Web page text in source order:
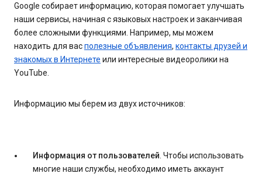
Google собирает информацию, которая помогает улучшать
наши сервисы, начиная с языковых настроек и заканчивая
более сложными функциями. Например, мы можем
находить для васполезные объявления, контакты друзей и
знакомых в Интернете или интересные видеоролики на
YouTube.
Информацию мы берем из двух источников:
Информация от пользователей. Чтобы использовать
многие наши службы, необходимо иметь аккаунт